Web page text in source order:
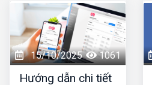
vì không biết nên sử
dụng ads target gì phù
hợp với sản phẩm/
dịch vụ của mình.
Trong bài chia sẻ này,
HIGsẽ hướng dẫn
15/10/2025 1061
Hướng dẫn chi tiết